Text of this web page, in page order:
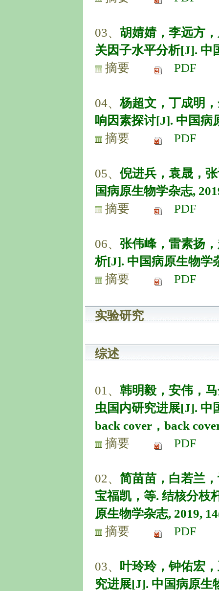
03、 胡婧婧，李远方
关因子水平分析[J]. 中
摘要
PDF
04、杨超文，丁成明
响因素探讨[J]. 中国病
摘要
PDF
05、倪进兵，袁晟，
国病原生物学杂志,
摘要
PDF
06、 张伟峰，雷素扬
析[J]. 中国病原生物学
摘要
PDF
实验研究
综述
01、 韩明毅，安伟，
虫国内研究进展[J]. 中
back cover，back
摘要
PDF
02、 简苗苗，白若兰
宝福凯，等. 结核分枝
原生物学杂志, 2019,
摘要
PDF
03、
叶玲玲，钟佑宏
究进展[J]. 中国病原生